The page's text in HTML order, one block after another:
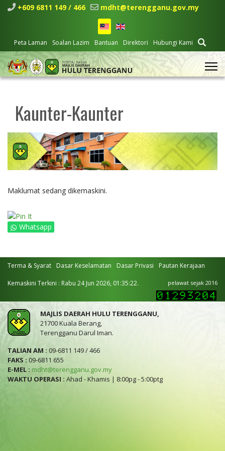
+609 6811 149 / 466 mdht@terengganu.gov.my
Peta Laman Soalan Lazim Bantuan Direktori Hubungi Kami
Kaunter-Kaunter
Maklumat sedang dikemaskini.
Whatsapp
Terma & Syarat Dasar Keselamatan Dasar Privasi Pautan Kerajaan
Kemaskini Terkini : Rabu 24 Jun 2026, 01:35:22. pelawat sejak 2016
MAJLIS DAERAH HULU TERENGGANU,
21700 Kuala Berang,
Terengganu Darul Iman.
TALIAN AM : 09-6811 149 / 466
FAKS : 09-6811 655
E-MEL : mdht@terengganu.gov.my
WAKTU OPERASI : Ahad - Khamis | 8:00pg - 5:00ptg